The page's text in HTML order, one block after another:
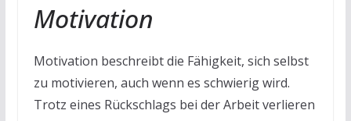
Motivation
Motivation beschreibt die Fähigkeit, sich selbst
zu motivieren, auch wenn es schwierig wird.
Trotz eines Rückschlags bei der Arbeit verlieren